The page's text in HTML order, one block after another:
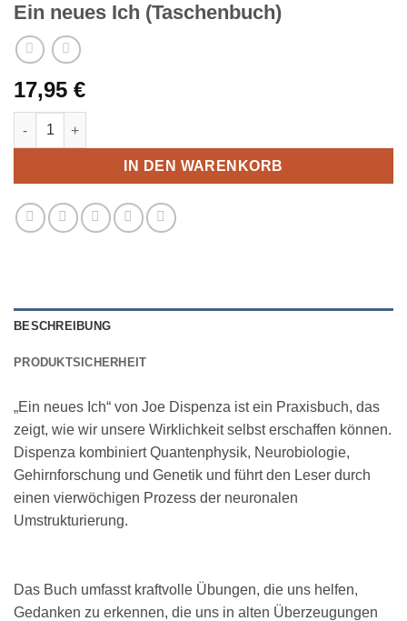
Ein neues Ich (Taschenbuch)
17,95 €
Ein neues Ich (Taschenbuch) Menge
IN DEN WARENKORB
BESCHREIBUNG
PRODUKTSICHERHEIT
„Ein neues Ich“ von Joe Dispenza ist ein Praxisbuch, das
zeigt, wie wir unsere Wirklichkeit selbst erschaffen können.
Dispenza kombiniert Quantenphysik, Neurobiologie,
Gehirnforschung und Genetik und führt den Leser durch
einen vierwöchigen Prozess der neuronalen
Umstrukturierung.
Das Buch umfasst kraftvolle Übungen, die uns helfen,
Gedanken zu erkennen, die uns in alten Überzeugungen